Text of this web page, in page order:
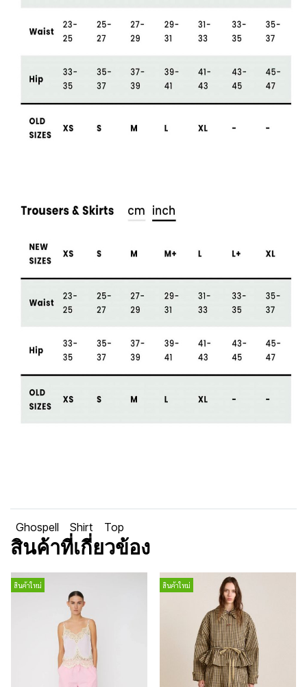
Ghospell Shirt Top
สินค้าที่เกี่ยวข้อง
สินค้าใหม่ สินค้าใหม่